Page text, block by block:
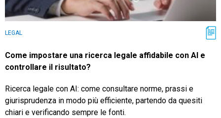
LEGAL
Come impostare una ricerca legale affidabile con AI e
controllare il risultato?
Ricerca legale con AI: come consultare norme, prassi e
giurisprudenza in modo più efficiente, partendo da quesiti
chiari e verificando sempre le fonti.